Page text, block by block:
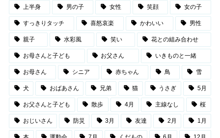
上半身 男の子 女性 笑顔 女の子
すっきりタッチ 喜怒哀楽 かわいい 男性
親子 水彩風 笑い 花との組み合わせ
お母さんと子ども お父さん いきものと一緒
お母さん シニア 赤ちゃん 鳥 雪
犬 おばあさん 兄弟 猫 うさぎ 5月
お父さんと子ども 散歩 4月 主線なし 桜
おじいさん 防災 3月 友達 2月 1月